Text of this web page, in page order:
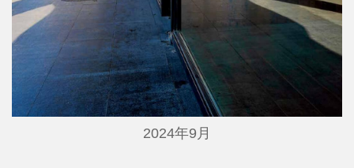
2024年9月